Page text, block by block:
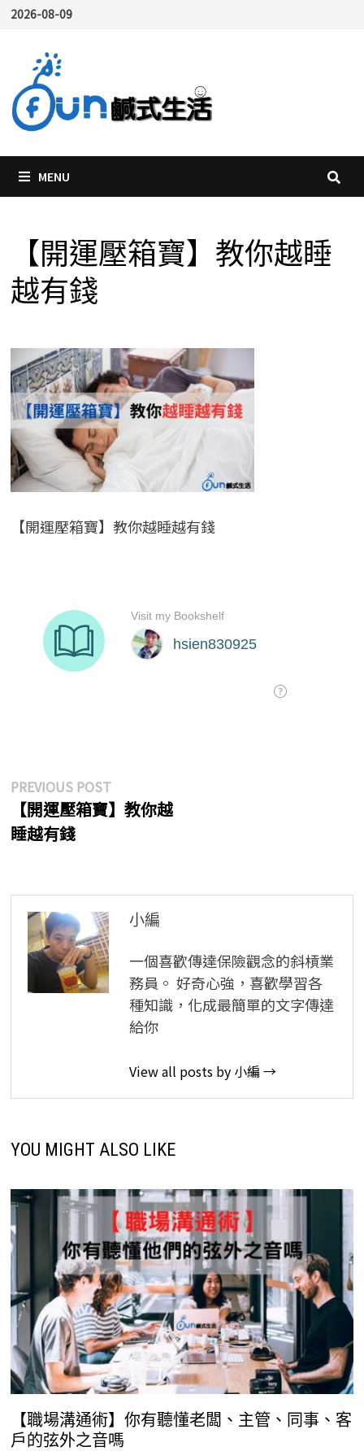
Skip
content
2026-08-09
MENU
【開運壓箱寶】教你越睡
越有錢
【開運壓箱寶】教你越睡越有錢
文
章
導
PREVIOUS POSTPrevious
post:
【開運壓箱寶】教你越
睡越有錢
小編
一個喜歡傳達保險觀念的斜槓業
務員。 好奇心強，喜歡學習各
種知識，化成最簡單的文字傳達
給你
View all posts by 小編 →
YOU MIGHT ALSO LIKE
【職場溝通術】你有聽懂老闆、主管、同事、客
戶的弦外之音嗎